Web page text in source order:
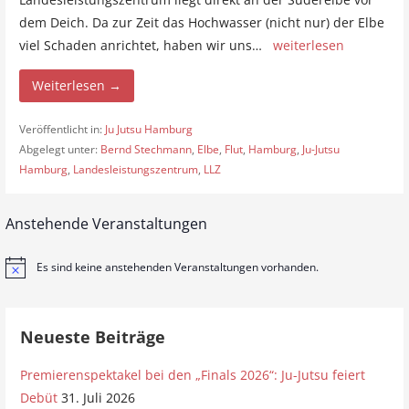
dem Deich. Da zur Zeit das Hochwasser (nicht nur) der Elbe
viel Schaden anrichtet, haben wir uns… weiterlesen
Weiterlesen →
Veröffentlicht in: Ju Jutsu Hamburg
Abgelegt unter: Bernd Stechmann, Elbe, Flut, Hamburg, Ju-Jutsu
Hamburg, Landesleistungszentrum, LLZ
Anstehende Veranstaltungen
H
Es sind keine anstehenden Veranstaltungen vorhanden.
Neueste Beiträge
Premierenspektakel bei den „Finals 2026“: Ju-Jutsu feiert
Debüt 31. Juli 2026